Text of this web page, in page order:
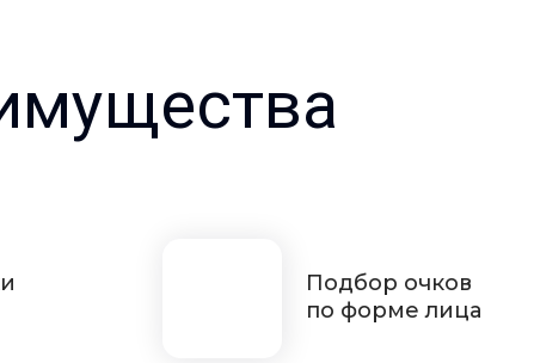
Подбор очков
по форме лица